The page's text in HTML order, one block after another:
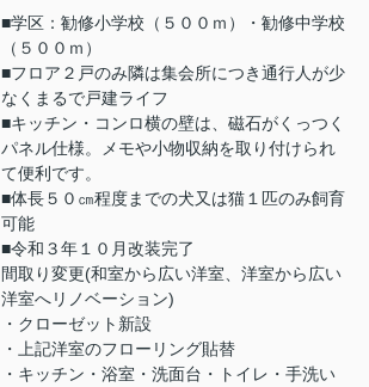
■学区：勧修小学校（５００ｍ）・勧修中学校
（５００ｍ）
■フロア２戸のみ隣は集会所につき通行人が少
なくまるで戸建ライフ
■キッチン・コンロ横の壁は、磁石がくっつく
パネル仕様。メモや小物収納を取り付けられ
て便利です。
■体長５０㎝程度までの犬又は猫１匹のみ飼育
可能
■令和３年１０月改装完了
間取り変更(和室から広い洋室、洋室から広い
洋室へリノベーション)
・クローゼット新設
・上記洋室のフローリング貼替
・キッチン・浴室・洗面台・トイレ・手洗い